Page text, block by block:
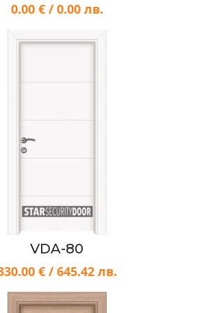
0.00 € / 0.00 лв.
VDA-80
€ / 645.42 лв.